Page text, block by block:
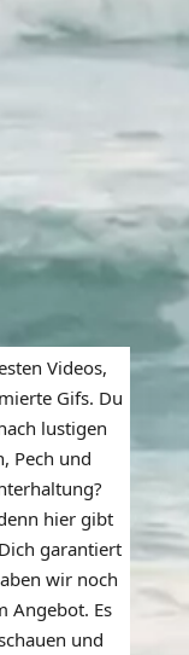
Videos,
Gifs. Du
lustigen
Pech und
hier gibt
garantiert
wir noch
Angebot. Es
und